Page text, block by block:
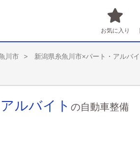
お気に入り
川市 新潟県糸魚川市×パート・アルバ
ルバイト の自動車整備